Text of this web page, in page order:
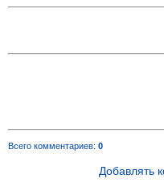
Всего комментариев: 0
Добавлять